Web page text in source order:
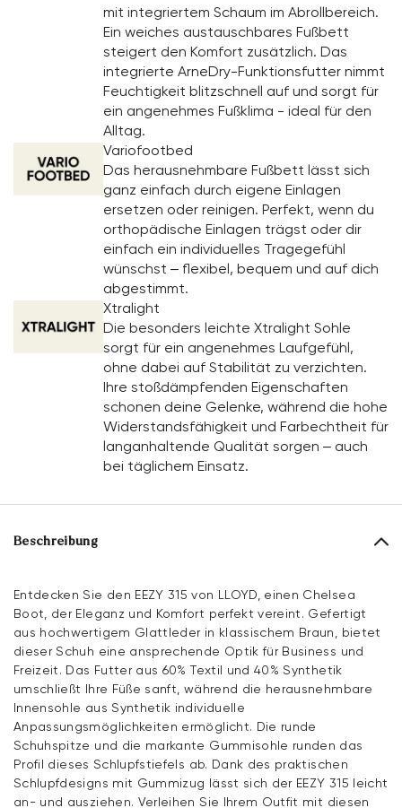
mit integriertem Schaum im Abrollbereich.
Ein weiches austauschbares Fußbett
steigert den Komfort zusätzlich. Das
integrierte ArneDry-Funktionsfutter nimmt
Feuchtigkeit blitzschnell auf und sorgt für
ein angenehmes Fußklima - ideal für den
Alltag.
Variofootbed
Das herausnehmbare Fußbett lässt sich
ganz einfach durch eigene Einlagen
ersetzen oder reinigen. Perfekt, wenn du
orthopädische Einlagen trägst oder dir
einfach ein individuelles Tragegefühl
wünschst – flexibel, bequem und auf dich
abgestimmt.
Xtralight
Die besonders leichte Xtralight Sohle
sorgt für ein angenehmes Laufgefühl,
ohne dabei auf Stabilität zu verzichten.
Ihre stoßdämpfenden Eigenschaften
schonen deine Gelenke, während die hohe
Widerstandsfähigkeit und Farbechtheit für
langanhaltende Qualität sorgen – auch
bei täglichem Einsatz.
Beschreibung
Entdecken Sie den EEZY 315 von LLOYD, einen Chelsea
Boot, der Eleganz und Komfort perfekt vereint. Gefertigt
aus hochwertigem Glattleder in klassischem Braun, bietet
dieser Schuh eine ansprechende Optik für Business und
Freizeit. Das Futter aus 60% Textil und 40% Synthetik
umschließt Ihre Füße sanft, während die herausnehmbare
Innensohle aus Synthetik individuelle
Anpassungsmöglichkeiten ermöglicht. Die runde
Schuhspitze und die markante Gummisohle runden das
Profil dieses Schlupfstiefels ab. Dank des praktischen
Schlupfdesigns mit Gummizug lässt sich der EEZY 315 leicht
an- und ausziehen. Verleihen Sie Ihrem Outfit mit diesen